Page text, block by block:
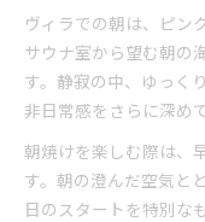
ヴィラでの朝は、ピン
サウナ室から望む朝の
す。静寂の中、ゆっく
非日常感をさらに深め
朝焼けを楽しむ際は、
す。朝の澄んだ空気と
日のスタートを特別な